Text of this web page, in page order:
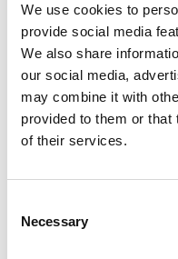
We use cookies to
provide social media
We also share
our social media,
may combine it with
provided to them or that
of their services.
Selection
Necessary
Leveringstid er 5-6 dag(e)
Model/varenr.:
649,95 DKK
Læg i kurv